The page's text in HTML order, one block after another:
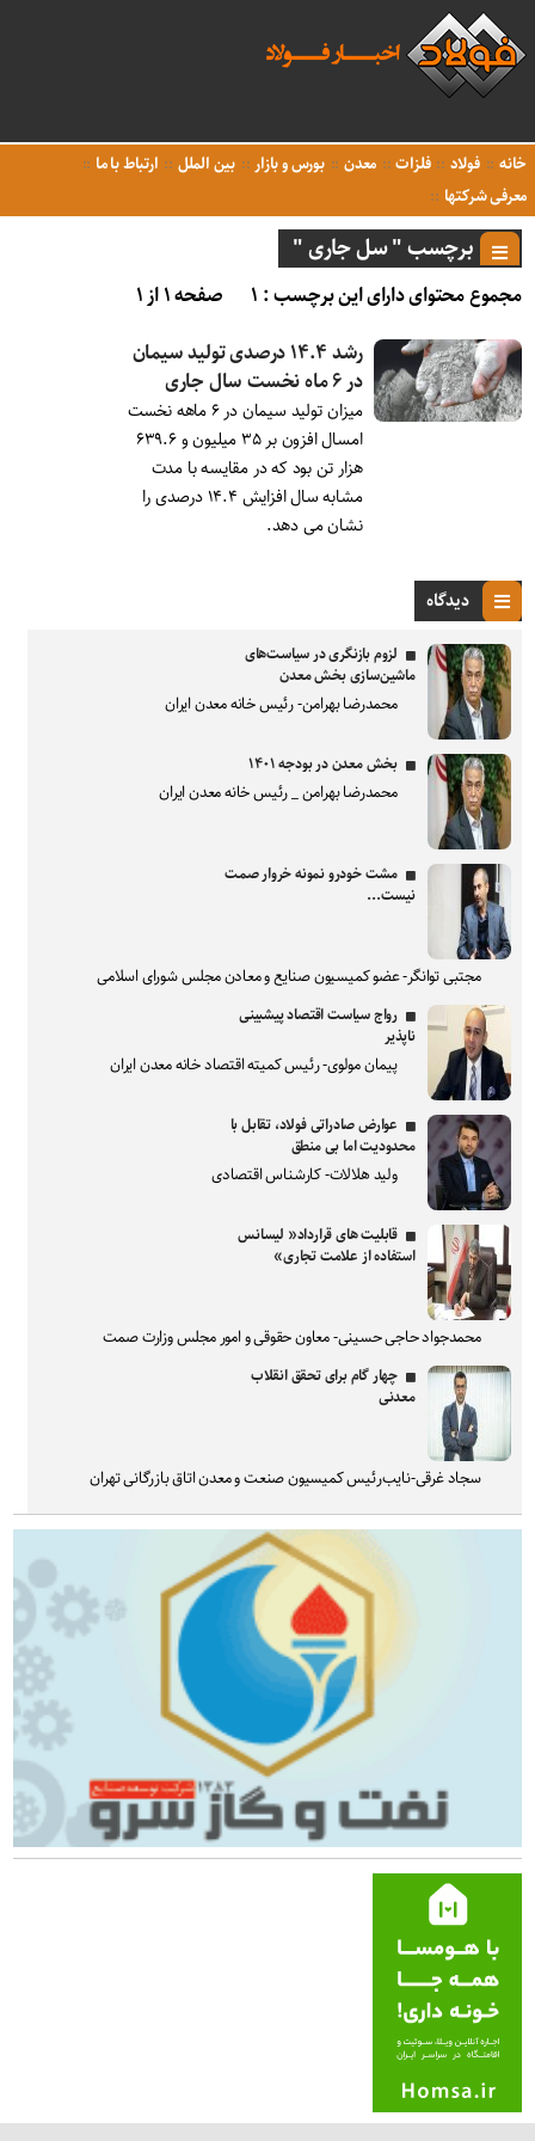
خانه فولاد فلزات معدن بورس و بازار بین الملل
ارتباط با ما
معرفی شرکتها
برچسب " سل جاری "
مجموع محتوای دارای این برچسب : ۱
صفحه ۱ از ۱
رشد ۱۴.۴ درصدی تولید سیمان
در ۶ ماه نخست سال جاری
میزان تولید سیمان در ۶ ماهه نخست
امسال افزون بر ۳۵ میلیون و ۶۳۹.۶
هزار تن بود که در مقایسه با مدت
مشابه سال افزایش ۱۴.۴ درصدی را
نشان می دهد.
دیدگاه
لزوم بازنگری در سیاست‌های
ماشین‌سازی بخش معدن
محمدرضا بهرامن- رئیس خانه معدن ایران
بخش معدن در بودجه ۱۴۰۱
محمدرضا بهرامن _ رئیس خانه معدن ایران
مشت خودرو نمونه خروار صمت
نیست...
مجتبی توانگر- عضو کمیسیون صنایع و معادن مجلس شورای اسلامی
رواج سیاست اقتصاد پیشبینی
ناپذیر
پیمان مولوی- رئیس کمیته اقتصاد خانه معدن ایران
عوارض صادراتی فولاد، تقابل با
محدودیت اما بی منطق
ولید هلالات- کارشناس اقتصادی
قابلیت های قرارداد« لیسانس
استفاده از علامت تجاری»
محمدجواد حاجی حسینی- معاون حقوقی و امور مجلس وزارت صمت
چهار گام برای تحقق انقلاب
معدنی
سجاد غرقی-نایب‌رئیس کمیسیون صنعت و معدن اتاق بازرگانی تهران